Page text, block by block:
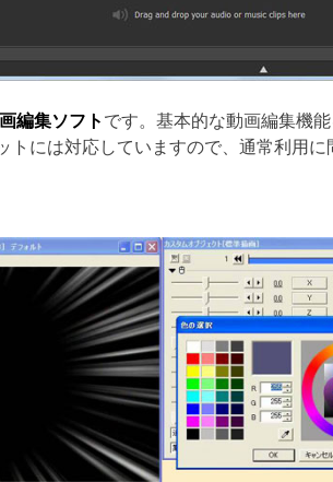
編集ソフト です。基本的な動画編集機
には対応していますので、通常利用に